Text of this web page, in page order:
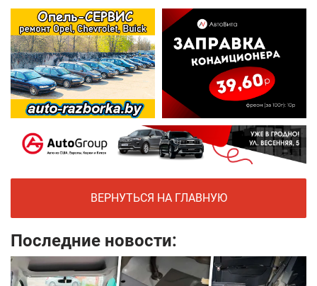
ВЕРНУТЬСЯ НА ГЛАВНУЮ
Последние новости: